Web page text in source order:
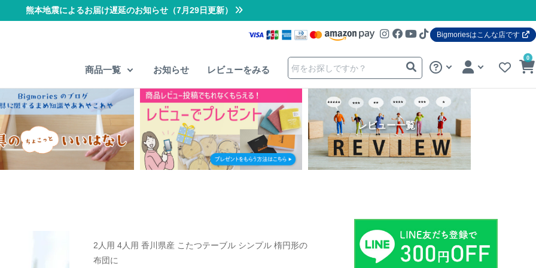
熊本地震によるお届け遅延のお知らせ（7月29日更新）
Bigmoriesはこんな店です
商品一覧 お知らせ レビューをみる
0
レビュー一覧
2人用 4人用 香川県産 こたつテーブル シンプル 楕円形の
布団に